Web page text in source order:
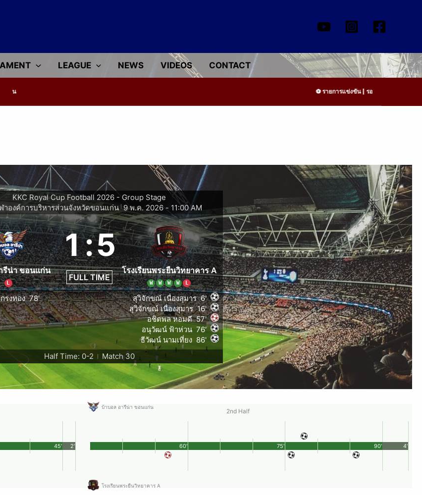
LEAGUE NEWS VIDEOS CONTACT
น รายการแข่งขัน | รอระบุวันแข่งขัน | รอข้
KKC Royal Cup Football 2026 - Group Stage
าองค์การบริหารส่วนจังหวัดขอนแก่น 9 พ.ค. 2026 - 11:00 AM
รีน่า ขอนแก่น
L
1:5
FULL TIME
โรงเรียนพระยืนวิทยาคาร A
W W W W L
รงทอง 78' สุวิจักขณ์ เนื่องสุมาร 6'
สุวิจักขณ์ เนื่องสุมาร 16'
อชิตพล หอมดี 57'
อนุวัฒน์ ฟ้าห่วน 76'
ธีวัฒน์ นามเที่ยง 86'
Half Time: 0-2
Match 30
45' 2'
บ้าบอล อารีน่า ขอนแก่น
2nd Half
โรงเรียนพระยืนวิทยาคาร A
90'
60' 75' 4'